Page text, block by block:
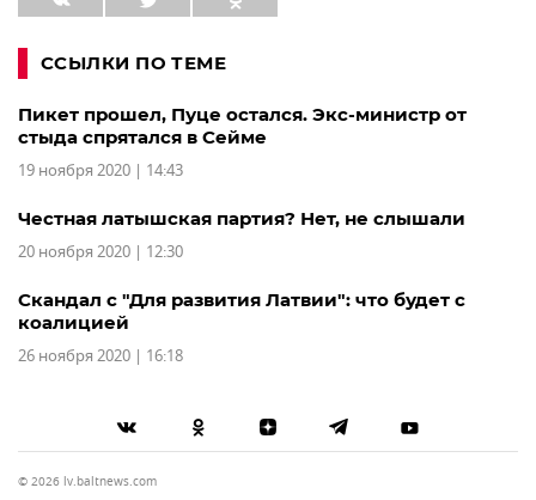
ССЫЛКИ ПО ТЕМЕ
Пикет прошел, Пуце остался. Экс-министр от
стыда спрятался в Сейме
19 ноября 2020 | 14:43
Честная латышская партия? Нет, не слышали
20 ноября 2020 | 12:30
Скандал с "Для развития Латвии": что будет с
коалицией
26 ноября 2020 | 16:18
© 2026 lv.baltnews.com